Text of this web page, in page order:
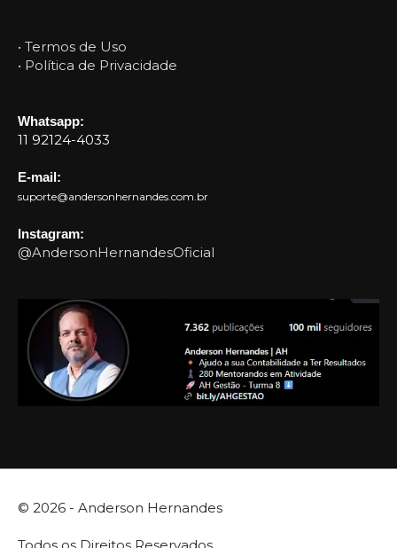
• Termos de Uso
• Política de Privacidade
Whatsapp:
11 92124-4033
E-mail:
suporte@andersonhernandes.com.br
Instagram:
@AndersonHernandesOficial
© 2026 - Anderson Hernandes